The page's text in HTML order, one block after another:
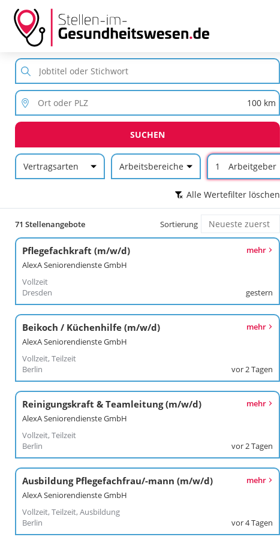
SUCHEN
Vertragsarten Arbeitsbereiche 1 Arbeitgeber
Alle Wertefilter löschen
71 Stellenangebote Sortierung
Pflegefachkraft (m/w/d)
AlexA Seniorendienste GmbH
Vollzeit
Dresden
mehr
gestern
Beikoch / Küchenhilfe (m/w/d)
AlexA Seniorendienste GmbH
Vollzeit, Teilzeit
Berlin
mehr
vor 2 Tagen
Reinigungskraft & Teamleitung (m/w/d)
AlexA Seniorendienste GmbH
Vollzeit, Teilzeit
Berlin
mehr
vor 2 Tagen
Ausbildung Pflegefachfrau/-mann (m/w/d)
AlexA Seniorendienste GmbH
Vollzeit, Teilzeit, Ausbildung
Berlin
mehr
vor 4 Tagen